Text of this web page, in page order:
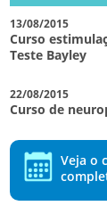
13/08/2015
Curso
Teste Bayley
22/08/2015
Curso de
Veja o